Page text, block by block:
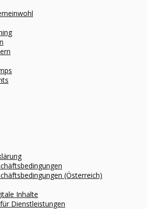
(Österreich)
Inhalte
Dienstleistungen